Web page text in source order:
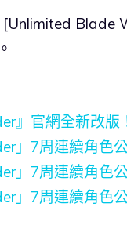
Blade
』官網全新改版
」7周連續角色
」7周連續角色
」7周連續角色